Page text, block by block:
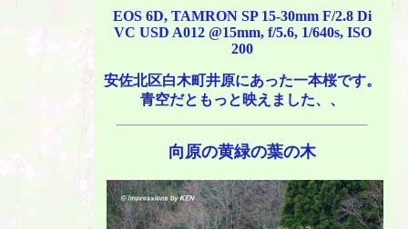
EOS 6D, TAMRON SP 15-30mm F/2.8 Di
VC USD A012 @15mm, f/5.6, 1/640s, ISO
200
安佐北区白木町井原にあった一本桜です。
青空だともっと映えました、、
向原の黄緑の葉の木